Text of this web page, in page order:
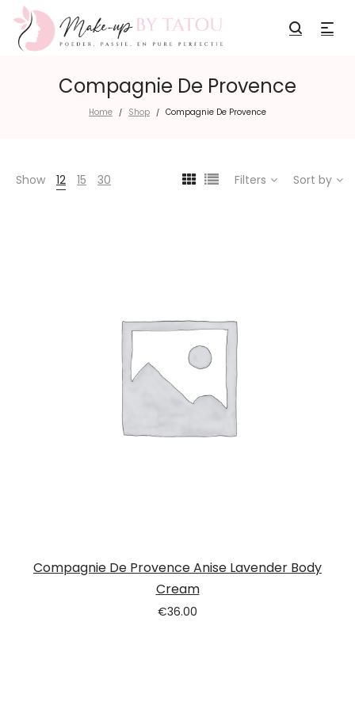
Compagnie De Provence
Home / Shop / Compagnie De Provence
Show 12 15 30 Filters Sort by
Compagnie De Provence Anise Lavender Body
Cream
€36.00